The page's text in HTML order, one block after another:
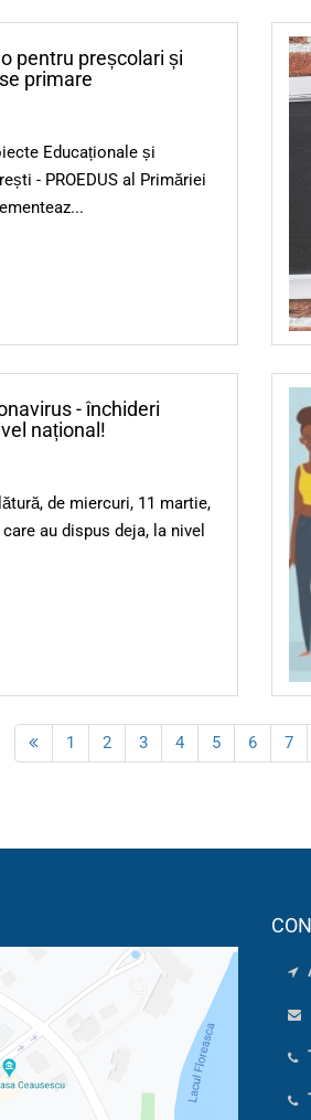
pentru preșcolari și
primare
Educaționale și
- PROEDUS al Primăriei
- închideri
național!
de miercuri, 11 martie,
au dispus deja, la nivel
1 2 3 4 5 6 7